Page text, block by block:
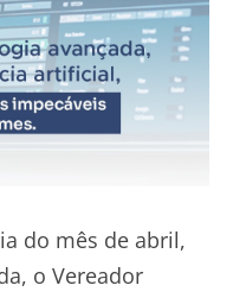
do mês de abril,
o Vereador